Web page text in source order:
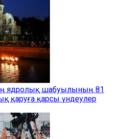
ядролық шабуылының 81
қаруға қарсы үндеулер